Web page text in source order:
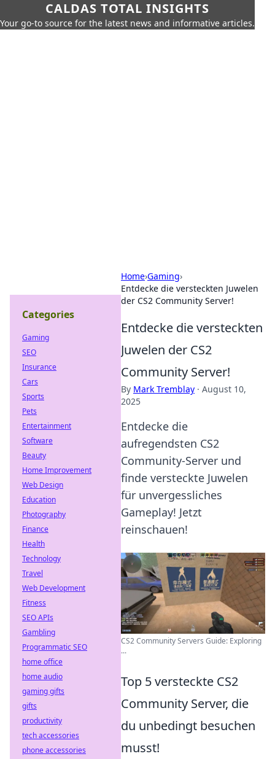
CALDAS TOTAL INSIGHTS
Your go-to source for the latest news and informative articles.
Home›Gaming›
Entdecke die versteckten Juwelen
der CS2 Community Server!
Entdecke die versteckten
Juwelen der CS2
Community Server!
By Mark Tremblay · August 10,
2025
Entdecke die
aufregendsten CS2
Community-Server und
finde versteckte Juwelen
für unvergessliches
Gameplay! Jetzt
reinschauen!
CS2 Community Servers Guide: Exploring
...
Top 5 versteckte CS2
Community Server, die
du unbedingt besuchen
musst!
Categories
Gaming
SEO
Insurance
Cars
Sports
Pets
Entertainment
Software
Beauty
Home Improvement
Web Design
Education
Photography
Finance
Health
Technology
Travel
Web Development
Fitness
SEO APIs
Gambling
Programmatic SEO
home office
home audio
gaming gifts
gifts
productivity
tech accessories
phone accessories